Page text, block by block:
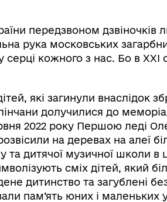
передзвоном дзвіночків
рука московських
кожного з нас. Бо в XXI
які загинули внаслідок
долучилися до
2022 року Першою леді
на деревах на алеї
дитячої музичної школи в
сміх дітей, який
дитинство та загублені
пам’ять юних і маленьких